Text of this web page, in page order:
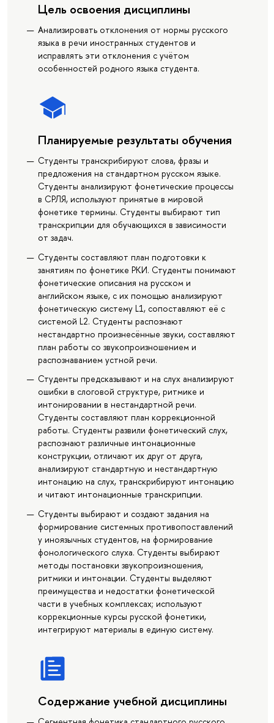
Цель освоения дисциплины
Анализировать отклонения от нормы русского
языка в речи иностранных студентов и
исправлять эти отклонения с учётом
особенностей родного языка студента.
Планируемые результаты обучения
Студенты транскрибируют слова, фразы и
предложения на стандартном русском языке.
Студенты анализируют фонетические процессы
в СРЛЯ, используют принятые в мировой
фонетике термины. Студенты выбирают тип
транскрипции для обучающихся в зависимости
от задач.
Студенты составляют план подготовки к
занятиям по фонетике РКИ. Студенты понимают
фонетические описания на русском и
английском языке, с их помощью анализируют
фонетическую систему L1, сопоставляют её с
системой L2. Студенты распознают
нестандартно произнесённые звуки, составляют
план работы со звукопроизношением и
распознаванием устной речи.
Студенты предсказывают и на слух анализируют
ошибки в слоговой структуре, ритмике и
интонировании в нестандартной речи.
Студенты составляют план коррекционной
работы. Студенты развили фонетический слух,
распознают различные интонационные
конструкции, отличают их друг от друга,
анализируют стандартную и нестандартную
интонацию на слух, транскрибируют интонацию
и читают интонационные транскрипции.
Студенты выбирают и создают задания на
формирование системных противопоставлений
у иноязычных студентов, на формирование
фонологического слуха. Студенты выбирают
методы постановки звукопроизношения,
ритмики и интонации. Студенты выделяют
преимущества и недостатки фонетической
части в учебных комплексах; используют
коррекционные курсы русской фонетики,
интегрируют материалы в единую систему.
Содержание учебной дисциплины